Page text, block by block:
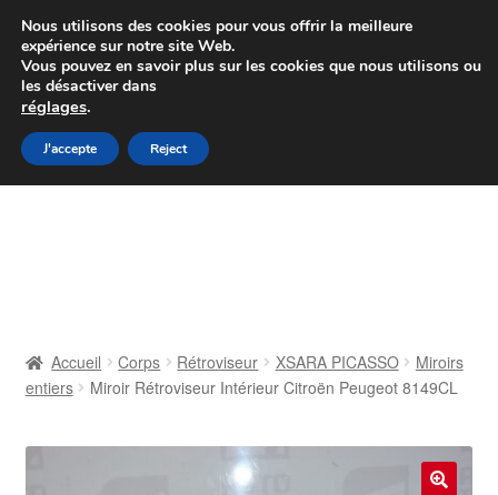
Colissimo livraison à partir de 7 EUR
Du lundi au vendredi de 9 h à 16 h
Aller
à
Aller
au
Contact
Livraison
Accueil Corps Rétroviseur XSARA PICASSO
Miroirs
entiers
Miroir Rétroviseur Intérieur Citroën Peugeot 8149CL
Nous utilisons des cookies pour vous offrir la meilleure
expérience sur notre site Web.
Vous pouvez en savoir plus sur les cookies que nous utilisons ou
les désactiver dans
réglages.
J'accepte Reject